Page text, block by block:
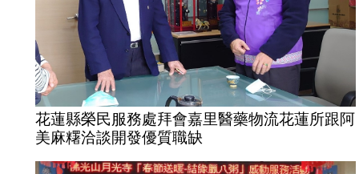
花蓮縣榮民服務處拜會嘉里醫藥物流花蓮所跟阿
美麻糬洽談開發優質職缺